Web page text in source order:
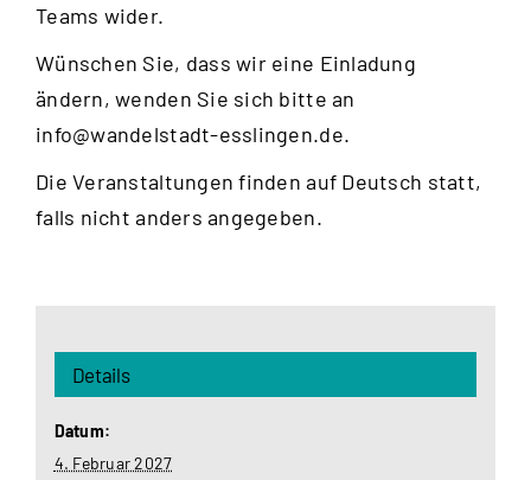
Teams wider.
Wünschen Sie, dass wir eine Einladung
ändern, wenden Sie sich bitte an
info@wandelstadt-esslingen.de.
Die Veranstaltungen finden auf Deutsch statt,
falls nicht anders angegeben.
Details
Datum:
4. Februar 2027